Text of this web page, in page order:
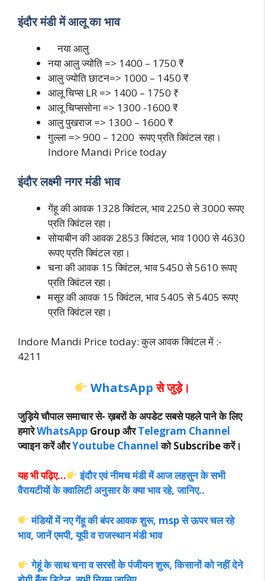
इंदौर मंडी में आलू का भाव
नया आलु
नया आलु ज्योति => 1400 – 1750 ₹
आलु ज्योति छाटन=> 1000 – 1450 ₹
आलू चिप्स LR => 1400 – 1750 ₹
आलू चिप्ससोना => 1300 -1600 ₹
आलु पुखराज => 1300 – 1600 ₹
गुल्ला => 900 – 1200 रूपए प्रति क्विंटल रहा।
Indore Mandi Price today
इंदौर लक्ष्मी नगर मंडी भाव
गेंहू की आवक 1328 क्विंटल, भाव 2250 से 3000 रूपए
प्रति क्विंटल रहा।
सोयाबीन की आवक 2853 क्विंटल, भाव 1000 से 4630
रूपए प्रति क्विंटल रहा।
चना की आवक 15 क्विंटल, भाव 5450 से 5610 रूपए
प्रति क्विंटल रहा।
मसूर की आवक 15 क्विंटल, भाव 5405 से 5405 रूपए
प्रति क्विंटल रहा।
Indore Mandi Price today: कुल आवक क्विंटल में :-
4211
WhatsApp से जुड़े।
जुड़िये चौपाल समाचार से-ख़बरों के अपडेट सबसे पहले पाने के लिए
हमारेWhatsApp Group औरTelegram Channel
ज्वाइन करें औरYoutube Channelको Subscribe करें।
यह भी पढ़िए…
इंदौर एवं नीमच मंडी में आज लहसुन के सभी
वैरायटीयों के क्वालिटी अनुसार के क्या भाव रहे, जानिए..
मंडियों में नए गेंहू की बंपर आवक शुरू, msp से ऊपर चल रहे
भाव, जानें एमपी, यूपी व राजस्थान मंडी भाव
गेहूं के साथ चना व सरसों के पंजीयन शुरू, किसानों को नहीं देने